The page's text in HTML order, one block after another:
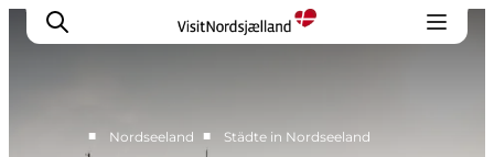
■ Nordseeland ■ Städte in Nordseeland